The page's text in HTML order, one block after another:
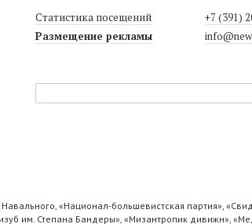
Статистика посещений
Размещение рекламы
+7 (391)
«Национал-большевистская партия»,
им. Степана Бандеры», «Мизантропик дивижн»,